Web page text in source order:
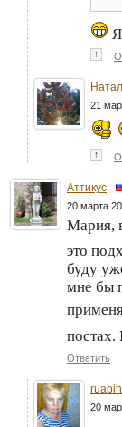
↑
21
↑
Аттикус
20 марта
Мария,
это
буду
мне бы
Ответить
20